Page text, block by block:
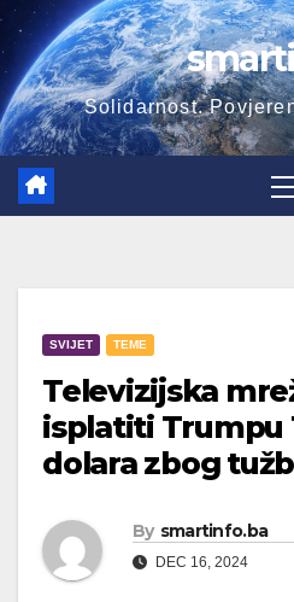
Solidarnost.
SVIJET TEME
Televizijska
isplatiti Trumpu
dolara zbog
By smartinfo.ba
DEC 16, 2024